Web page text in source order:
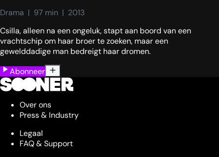
Drama  |  97 min  |  2013
Csilla, alleen na een ongeluk, stapt aan boord van een
vrachtschip om haar broer te zoeken, maar een
gewelddadige man bedreigt haar dromen.
Abonneer
Over ons
Press & Industry
Legaal
FAQ & Support